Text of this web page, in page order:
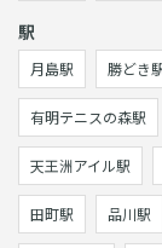
駅
月島駅 勝どき
有明テニスの森駅
天王洲アイル駅
田町駅 品川駅